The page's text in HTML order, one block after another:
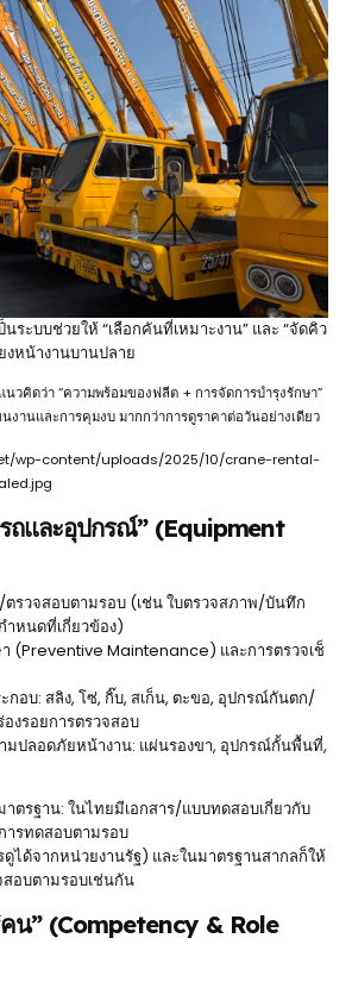
ระบบช่วยให้ “เลือกคันที่เหมาะงาน” และ “จัดคิว
งหน้างานบานปลาย
วคิดว่า “ความพร้อมของฟลีต + การจัดการบำรุงรักษา”
งานและการคุมงบ มากกว่าการดูราคาต่อวันอย่างเดียว
wp-content/uploads/2025/10/crane-rental-
รถและอุปกรณ์” (Equipment
ตรวจสอบตามรอบ (เช่น ใบตรวจสภาพ/บันทึก
หนดที่เกี่ยวข้อง)
(Preventive Maintenance) และการตรวจเช็
อบ: สลิง, โซ่, กิ๊บ, สเก็น, ตะขอ, อุปกรณ์กันตก/
งรอยการตรวจสอบ
มปลอดภัยหน้างาน: แผ่นรองขา, อุปกรณ์กั้นพื้นที่,
ตรฐาน: ในไทยมีเอกสาร/แบบทดสอบเกี่ยวกับ
รทดสอบตามรอบ
ดูได้จากหน่วยงานรัฐ) และในมาตรฐานสากลก็ให้
อบตามรอบเช่นกัน
คน” (Competency & Role